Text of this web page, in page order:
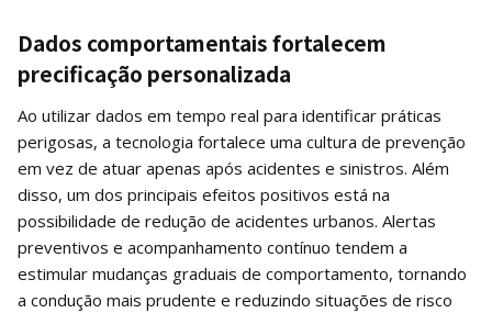
Dados comportamentais fortalecem
precificação personalizada
Ao utilizar dados em tempo real para identificar práticas
perigosas, a tecnologia fortalece uma cultura de prevenção
em vez de atuar apenas após acidentes e sinistros. Além
disso, um dos principais efeitos positivos está na
possibilidade de redução de acidentes urbanos. Alertas
preventivos e acompanhamento contínuo tendem a
estimular mudanças graduais de comportamento, tornando
a condução mais prudente e reduzindo situações de risco